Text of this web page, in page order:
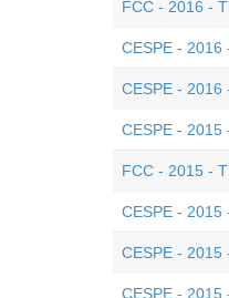
FCC - 2016 -
CESPE - 2016
CESPE - 2016
CESPE - 2015
FCC - 2015 -
CESPE - 2015
CESPE - 2015
CESPE - 2015